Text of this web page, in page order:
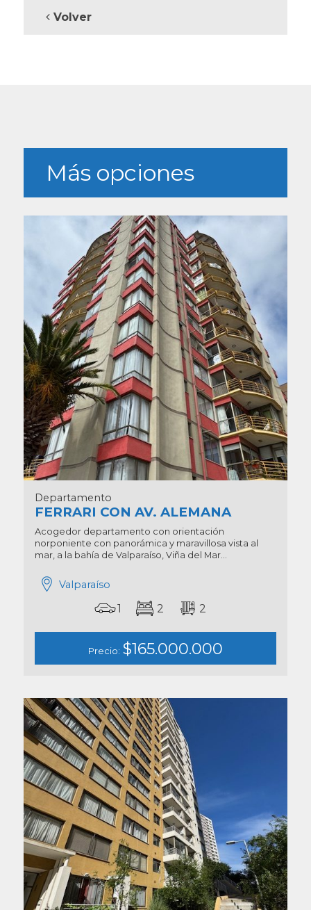
Volver
Más opciones
Departamento
FERRARI CON AV. ALEMANA
Acogedor departamento con orientación
norponiente con panorámica y maravillosa vista al
mar, a la bahía de Valparaíso, Viña del Mar...
Valparaíso
1 2 2
Precio: $165.000.000